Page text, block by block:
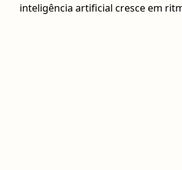
inteligência artificial cresce em